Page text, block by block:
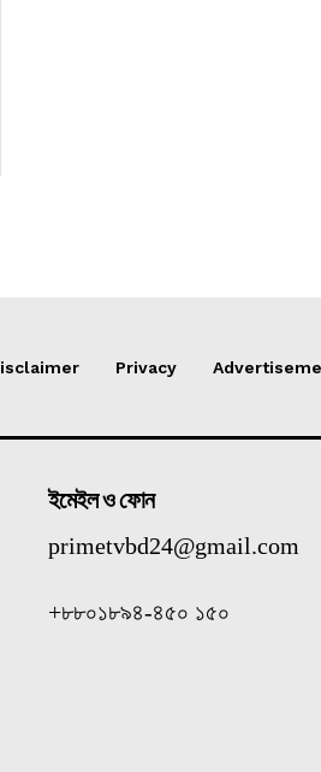
Privacy
ইমেইল ও ফোন
primetvbd24@gmail.com
+৮৮০১৮৯৪-৪৫০ ১৫০